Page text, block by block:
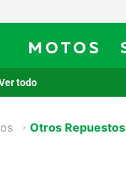
Otros Repuestos